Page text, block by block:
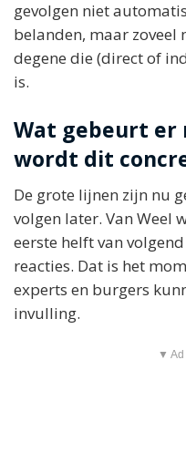
gevolgen niet
belanden, maar
degene die (direct of
is.
Wat gebeurt er
wordt dit
De grote lijnen zijn nu
volgen later. Van Weel
eerste helft van
reacties. Dat is het
experts en burgers
invulling.
▼ Ad